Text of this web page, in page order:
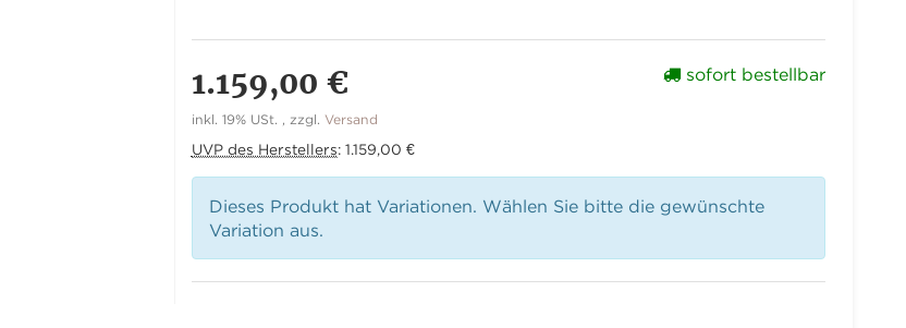
1.159,00 €
inkl. 19% USt. , zzgl. Versand
UVP des Herstellers: 1.159,00 €
sofort bestellbar
Dieses Produkt hat Variationen. Wählen Sie bitte die gewünschte
Variation aus.